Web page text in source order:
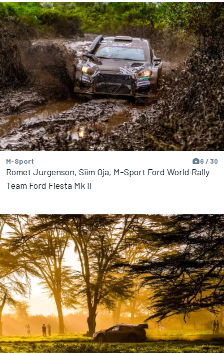
M-Sport 6 / 30
Romet Jurgenson, Siim Oja, M-Sport Ford World Rally
Team Ford Fiesta Mk II